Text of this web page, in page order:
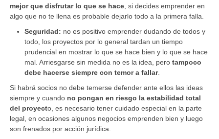
mejor que disfrutar lo que se hace , si decides emprender en
algo que no te llena es probable dejarlo todo a la primera falla.
Seguridad: no es positivo emprender dudando de todos y
todo, los proyectos por lo general tardan un tiempo
prudencial en mostrar lo que se hace bien y lo que se hace
mal. Arriesgarse sin medida no es la idea, pero tampoco
debe hacerse siempre con temor a fallar.
Si habrá socios no debe temerse defender ante ellos las ideas
siempre y cuando no pongan en riesgo la estabilidad total
del proyecto, es necesario tener cuidado especial en la parte
legal, en ocasiones algunos negocios emprenden bien y luego
son frenados por acción jurídica.